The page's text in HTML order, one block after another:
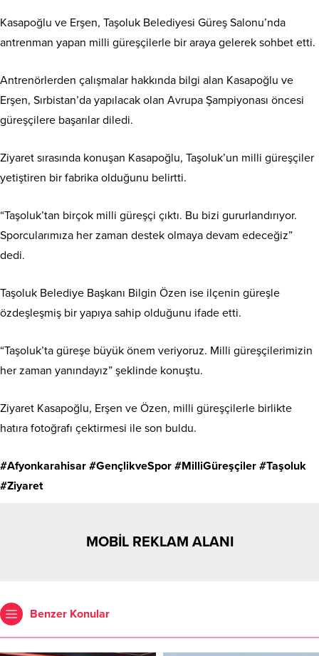
Kasapoğlu ve Erşen, Taşoluk Belediyesi Güreş Salonu’nda
antrenman yapan milli güreşçilerle bir araya gelerek sohbet etti.
Antrenörlerden çalışmalar hakkında bilgi alan Kasapoğlu ve
Erşen, Sırbistan’da yapılacak olan Avrupa Şampiyonası öncesi
güreşçilere başarılar diledi.
Ziyaret sırasında konuşan Kasapoğlu, Taşoluk’un milli güreşçiler
yetiştiren bir fabrika olduğunu belirtti.
“Taşoluk’tan birçok milli güreşçi çıktı. Bu bizi gururlandırıyor.
Sporcularımıza her zaman destek olmaya devam edeceğiz”
dedi.
Taşoluk Belediye Başkanı Bilgin Özen ise ilçenin güreşle
özdeşleşmiş bir yapıya sahip olduğunu ifade etti.
“Taşoluk’ta güreşe büyük önem veriyoruz. Milli güreşçilerimizin
her zaman yanındayız” şeklinde konuştu.
Ziyaret Kasapoğlu, Erşen ve Özen, milli güreşçilerle birlikte
hatıra fotoğrafı çektirmesi ile son buldu.
#Afyonkarahisar #GençlikveSpor #MilliGüreşçiler #Taşoluk
#Ziyaret
MOBİL REKLAM ALANI
Benzer Konular